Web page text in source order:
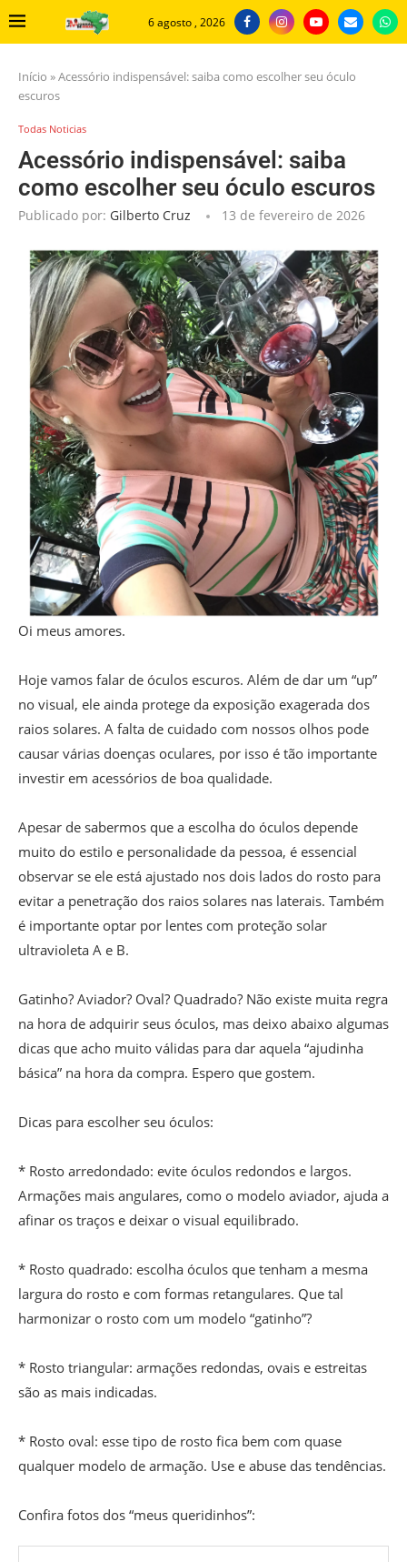
6 agosto , 2026
Início »Acessório indispensável: saiba como escolher seu óculo
escuros
Todas Noticias
Acessório indispensável: saiba
como escolher seu óculo escuros
Publicado por: Gilberto Cruz 13 de fevereiro de 2026
Oi meus amores.
Hoje vamos falar de óculos escuros. Além de dar um “up”
no visual, ele ainda protege da exposição exagerada dos
raios solares. A falta de cuidado com nossos olhos pode
causar várias doenças oculares, por isso é tão importante
investir em acessórios de boa qualidade.
Apesar de sabermos que a escolha do óculos depende
muito do estilo e personalidade da pessoa, é essencial
observar se ele está ajustado nos dois lados do rosto para
evitar a penetração dos raios solares nas laterais. Também
é importante optar por lentes com proteção solar
ultravioleta A e B.
Gatinho? Aviador? Oval? Quadrado? Não existe muita regra
na hora de adquirir seus óculos, mas deixo abaixo algumas
dicas que acho muito válidas para dar aquela “ajudinha
básica” na hora da compra. Espero que gostem.
Dicas para escolher seu óculos:
* Rosto arredondado: evite óculos redondos e largos.
Armações mais angulares, como o modelo aviador, ajuda a
afinar os traços e deixar o visual equilibrado.
* Rosto quadrado: escolha óculos que tenham a mesma
largura do rosto e com formas retangulares. Que tal
harmonizar o rosto com um modelo “gatinho”?
* Rosto triangular: armações redondas, ovais e estreitas
são as mais indicadas.
* Rosto oval: esse tipo de rosto fica bem com quase
qualquer modelo de armação. Use e abuse das tendências.
Confira fotos dos “meus queridinhos”: